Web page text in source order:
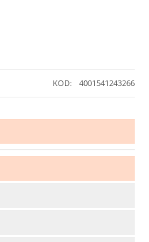
KOD: 4001541243266